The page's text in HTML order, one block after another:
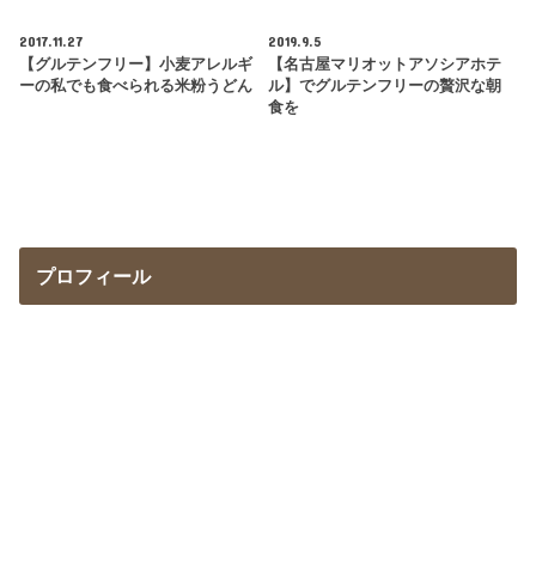
2017.11.27
【グルテンフリー】小麦アレルギ
ーの私でも食べられる米粉うどん
2019.9.5
【名古屋マリオットアソシアホテ
ル】でグルテンフリーの贅沢な朝
食を
プロフィール